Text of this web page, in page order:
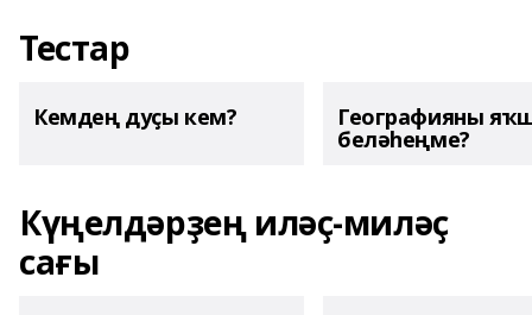
Тестар
Кемдең дуҫы кем? Географияны
беләһеңме?
Күңелдәрҙең иләҫ-миләҫ
сағы